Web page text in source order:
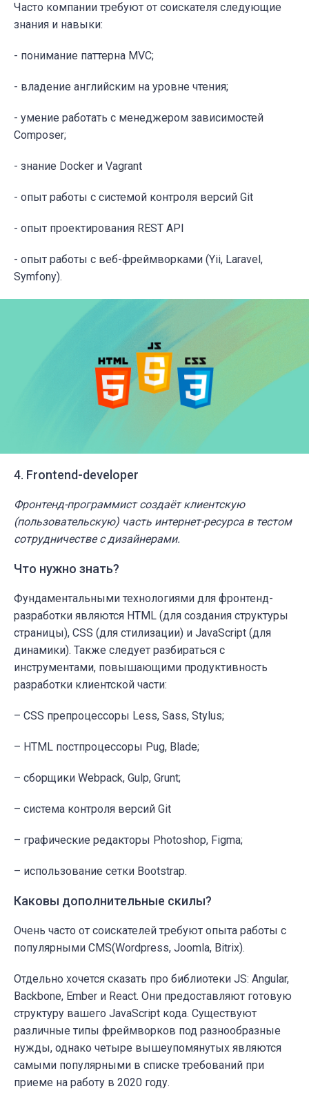
Часто компании требуют от соискателя следующие
знания и навыки:
- понимание паттерна MVC;
- владение английским на уровне чтения;
- умение работать с менеджером зависимостей
Composer;
- знание Docker и Vagrant
- опыт работы с системой контроля версий Git
- опыт проектирования REST API
- опыт работы с веб-фреймворками (Yii, Laravel,
Symfony).
4. Frontend-developer
Фронтенд-программист создаёт клиентскую
(пользовательскую) часть интернет-ресурса в тестом
сотрудничестве с дизайнерами.
Что нужно знать?
Фундаментальными технологиями для фронтенд-
разработки являются HTML (для создания структуры
страницы), CSS (для стилизации) и JavaScript (для
динамики). Также следует разбираться с
инструментами, повышающими продуктивность
разработки клиентской части:
– CSS препроцессоры Less, Sass, Stylus;
– HTML постпроцессоры Pug, Blade;
– сборщики Webpack, Gulp, Grunt;
– система контроля версий Git
– графические редакторы Photoshop, Figma;
– использование сетки Bootstrap.
Каковы дополнительные скилы?
Очень часто от соискателей требуют опыта работы с
популярными СMS(Wordpress, Joomla, Bitrix).
Отдельно хочется сказать про библиотеки JS: Angular,
Backbone, Ember и React. Они предоставляют готовую
структуру вашего JavaScript кода. Существуют
различные типы фреймворков под разнообразные
нужды, однако четыре вышеупомянутых являются
самыми популярными в списке требований при
приеме на работу в 2020 году.